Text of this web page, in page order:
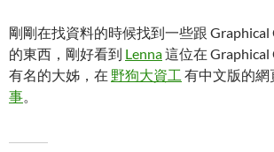
剛剛在找資料的時候找到一些跟 Graphical
的東西，剛好看到 Lenna這位在 Graphical
有名的大姊，在 野狗大資工 有中文版的網
事。